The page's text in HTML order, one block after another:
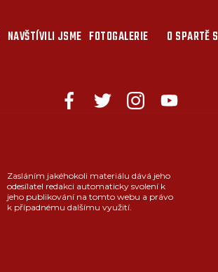
NAVŠTÍVILI JSME FOTOGALERIE O SPARTĚ S
Zasláním jakéhokoli materiálu dává jeho
odesílatel redakci automaticky svolení k
jeho publikování na tomto webu a právo
k případnému dalšímu využití.